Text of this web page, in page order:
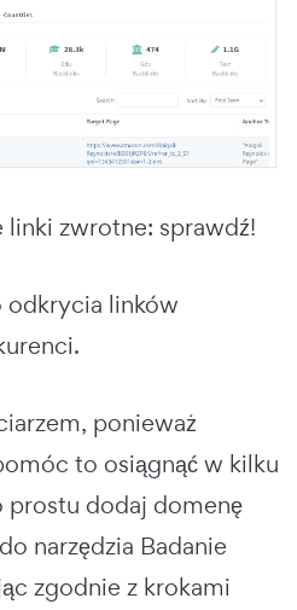
linki zwrotne: sprawdź!
odkrycia linków
ponieważ
to osiągnąć w kilku
prostu dodaj domenę
narzędzia Badanie
zgodnie z krokami